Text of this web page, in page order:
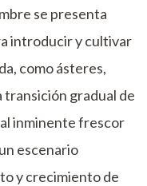
se presenta
introducir y cultivar
como ásteres,
transición gradual de
inminente frescor
escenario
y crecimiento de